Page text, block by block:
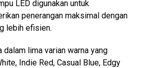
LED digunakan untuk
penerangan maksimal dengan
lebih efisien.
lima varian warna yang
Indie Red, Casual Blue, Edgy